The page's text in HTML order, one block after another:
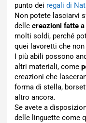
punto dei regali di
Non potete lasciarvi
delle creazioni fatte a
molti soldi, perché
quei lavoretti che
I più abili possono
altri materiali, come
creazioni che
forma di stella,
altro ancora.
Se avete a
delle linguette come